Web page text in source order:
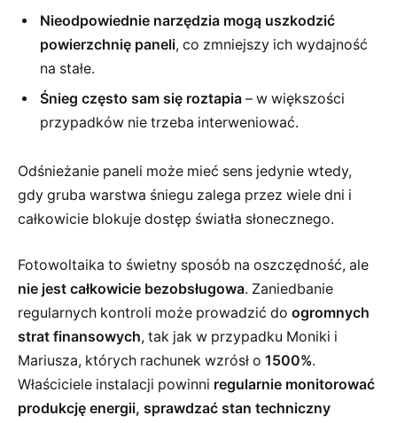
Nieodpowiednie narzędzia mogą uszkodzić
powierzchnię paneli, co zmniejszy ich wydajność
na stałe.
Śnieg często sam się roztapia – w większości
przypadków nie trzeba interweniować.
Odśnieżanie paneli może mieć sens jedynie wtedy,
gdy gruba warstwa śniegu zalega przez wiele dni i
całkowicie blokuje dostęp światła słonecznego.
Fotowoltaika to świetny sposób na oszczędność, ale
nie jest całkowicie bezobsługowa. Zaniedbanie
regularnych kontroli może prowadzić do ogromnych
strat finansowych, tak jak w przypadku Moniki i
Mariusza, których rachunek wzrósł o 1500%.
Właściciele instalacji powinni regularnie monitorować
produkcję energii, sprawdzać stan techniczny